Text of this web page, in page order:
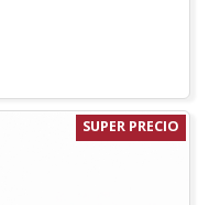
SUPER PRECIO